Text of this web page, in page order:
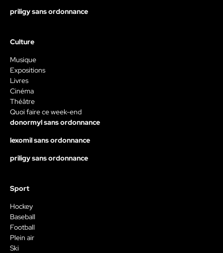
priligy sans ordonnance
Culture
Musique
Expositions
Livres
Cinéma
Théâtre
Quoi faire ce week-end
donormyl sans ordonnance
lexomil sans ordonnance
priligy sans ordonnance
Sport
Hockey
Baseball
Football
Plein air
Ski